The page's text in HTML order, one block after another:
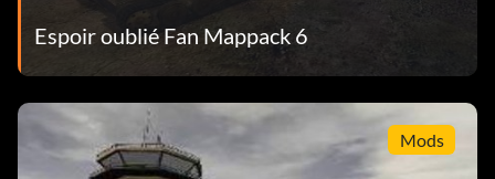
Espoir oublié Fan Mappack 6
Mods